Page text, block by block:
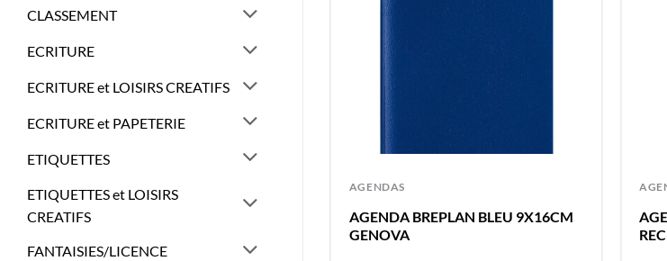
CLASSEMENT
ECRITURE
ECRITURE et LOISIRS CREATIFS
ECRITURE et PAPETERIE
ETIQUETTES
ETIQUETTES et LOISIRS
CREATIFS
FANTAISIES/LICENCE
AGENDAS
AGENDA BREPLAN BLEU 9X16CM
GENOVA
AGENDA ARMADA BLEU 7X10CM